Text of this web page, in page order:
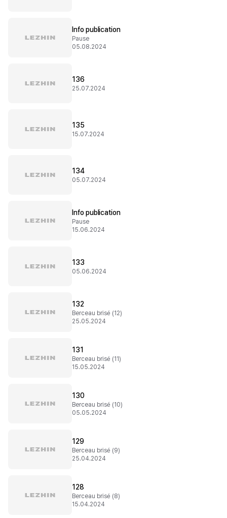
Info publication
Pause
05.08.2024
136
25.07.2024
135
15.07.2024
134
05.07.2024
Info publication
Pause
15.06.2024
133
05.06.2024
132
Berceau brisé (12)
25.05.2024
131
Berceau brisé (11)
15.05.2024
130
Berceau brisé (10)
05.05.2024
129
Berceau brisé (9)
25.04.2024
128
Berceau brisé (8)
15.04.2024